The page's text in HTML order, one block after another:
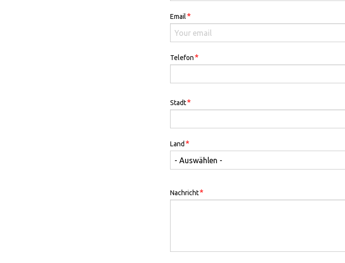
Email*
Telefon*
Stadt*
Land*
Nachricht*